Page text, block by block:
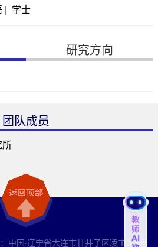
| 学士
研究方向
团队成员
所
中国·辽宁省大连市甘井子区凌工路2号